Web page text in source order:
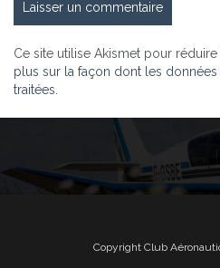
Ce site utilise Akismet pour réduire
plus sur la façon dont les
traitées
Copyright Club